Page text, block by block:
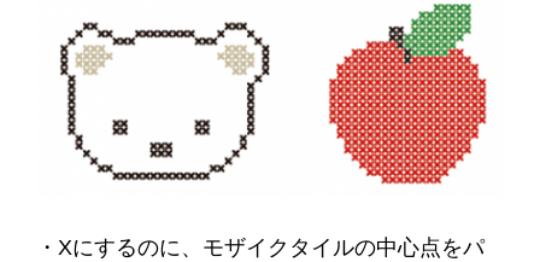
・Xにするのに、モザイクタイルの中心点をパ